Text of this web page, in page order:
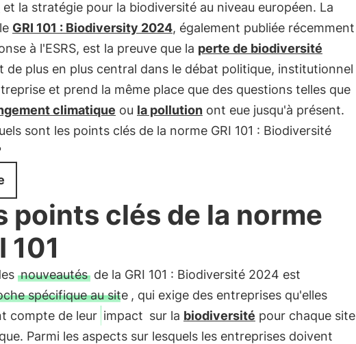
et la stratégie pour la biodiversité au niveau européen. La
GRI 101 : Biodiversity 2024, également publiée récemment
à l'ESRS, est la preuve que la perte de biodiversité
de plus en plus central dans le débat politique, institutionnel
et prend la même place que des questions telles que
climatique ou la pollutionont eue jusqu'à présent.
sont les points clés de la norme GRI 101 : Biodiversité
points clés de la norme
101
nouveautésde la GRI 101 : Biodiversité 2024 est
spécifique au site , qui exige des entreprises qu'elles
compte de leur impact sur la biodiversité pour chaque site
Parmi les aspects sur lesquels les entreprises doivent